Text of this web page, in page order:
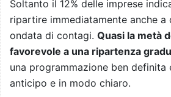
Soltanto il 12% delle imprese
ripartire immediatamente anche a
ondata di contagi. Quasi la metà
favorevole a una ripartenza
una programmazione ben definita
anticipo e in modo chiaro.